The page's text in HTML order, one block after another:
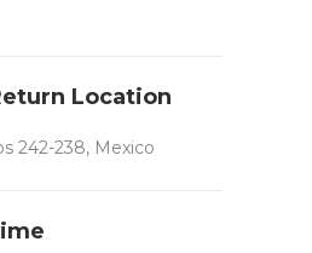
Location
242-238, Mexico